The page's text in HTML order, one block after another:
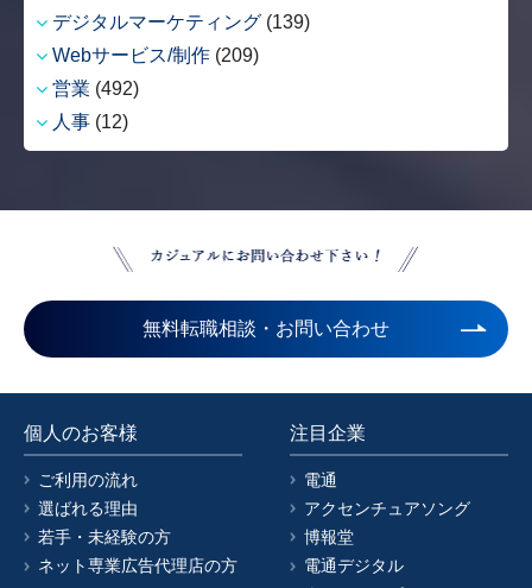
デジタルマーケティング (139)
Webサービス/制作 (209)
営業 (492)
人事 (12)
無料転職相談・お問い合わせ
個人のお客様
ご利用の流れ
選ばれる理由
若手・未経験の方
ネット専業広告代理店の方
注目企業
電通
アクセンチュアソング
博報堂
電通デジタル